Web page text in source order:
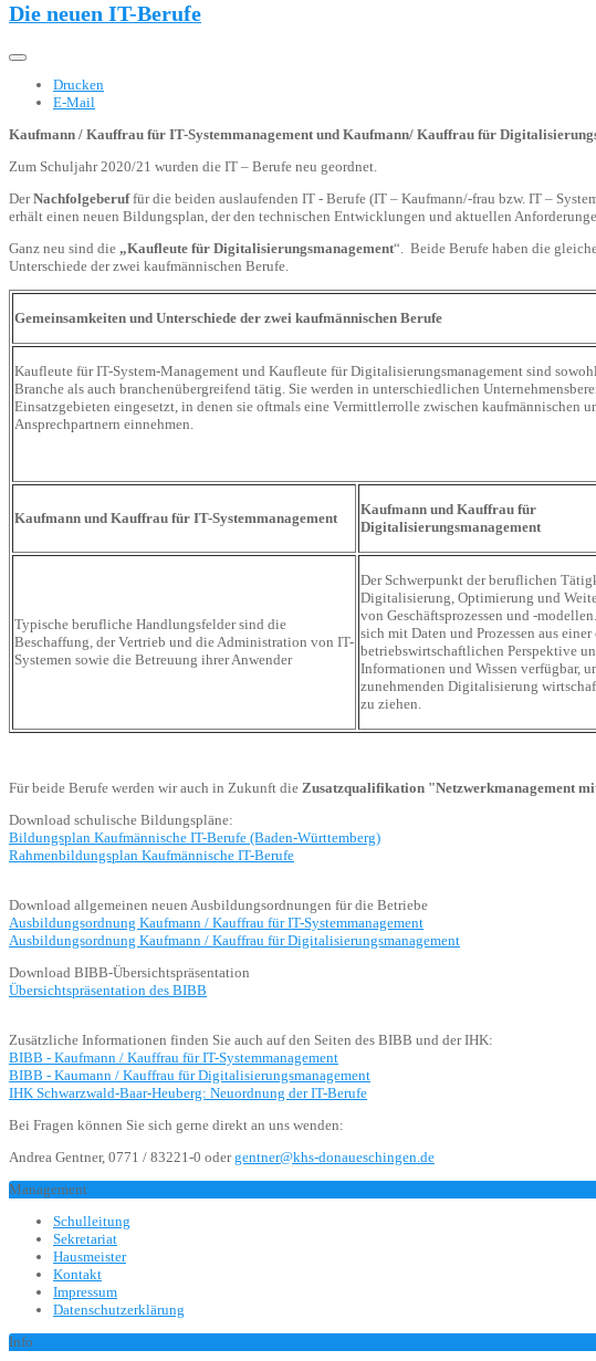
Die neuen IT-Berufe
Drucken
E-Mail
Kaufmann / Kauffrau für IT-Systemmanagement und Kaufmann/ Kauffrau für
Zum Schuljahr 2020/21 wurden die IT – Berufe neu geordnet.
DerNachfolgeberuffür die beiden auslaufenden IT - Berufe (IT – Kaufmann/-frau bzw. IT –
erhält einen neuen Bildungsplan, der den technischen Entwicklungen und aktuellen
Ganz neu sind die „Kaufleute für Digitalisierungsmanagement“. Beide Berufe haben die
Unterschiede der zwei kaufmännischen Berufe.
Gemeinsamkeiten und Unterschiede der zwei kaufmännischen Berufe
Kaufleute für IT-System-Management und Kaufleute für Digitalisierungsmanagement sind
Branche als auch branchenübergreifend tätig. Sie werden in unterschiedlichen
Einsatzgebieten eingesetzt, in denen sie oftmals eine Vermittlerrolle zwischen kaufmännischen
Ansprechpartnern einnehmen.
Kaufmann und Kauffrau für IT-Systemmanagement
Kaufmann und Kauffrau für
Digitalisierungsmanagement
Typische berufliche Handlungsfelder sind die
Beschaffung, der Vertrieb und die Administration von IT-
Systemen sowie die Betreuung ihrer Anwender
Der Schwerpunkt der beruflichen
Digitalisierung, Optimierung und
von Geschäftsprozessen und -
sich mit Daten und Prozessen aus
betriebswirtschaftlichen Perspektive
Informationen und Wissen verfügbar,
zunehmenden Digitalisierung
zu ziehen.
Für beide Berufe werden wir auch in Zukunft die Zusatzqualifikation "Netzwerkmanagement
Download schulische Bildungspläne:
Bildungsplan Kaufmännische IT-Berufe (Baden-Württemberg)
Rahmenbildungsplan Kaufmännische IT-Berufe
Download allgemeinen neuen Ausbildungsordnungen für die Betriebe
Ausbildungsordnung Kaufmann / Kauffrau für IT-Systemmanagement
Ausbildungsordnung Kaufmann / Kauffrau für Digitalisierungsmanagement
Download BIBB-Übersichtspräsentation
Übersichtspräsentation des BIBB
Zusätzliche Informationen finden Sie auch auf den Seiten des BIBB und der IHK:
BIBB - Kaufmann / Kauffrau für IT-Systemmanagement
BIBB - Kaumann / Kauffrau für Digitalisierungsmanagement
IHK Schwarzwald-Baar-Heuberg: Neuordnung der IT-Berufe
Bei Fragen können Sie sich gerne direkt an uns wenden:
Andrea Gentner, 0771 / 83221-0 odergentner@khs-donaueschingen.de
Management
Schulleitung
Sekretariat
Hausmeister
Kontakt
Impressum
Datenschutzerklärung
Info